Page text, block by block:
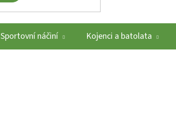
Sportovní náčiní Kojenci a batolata